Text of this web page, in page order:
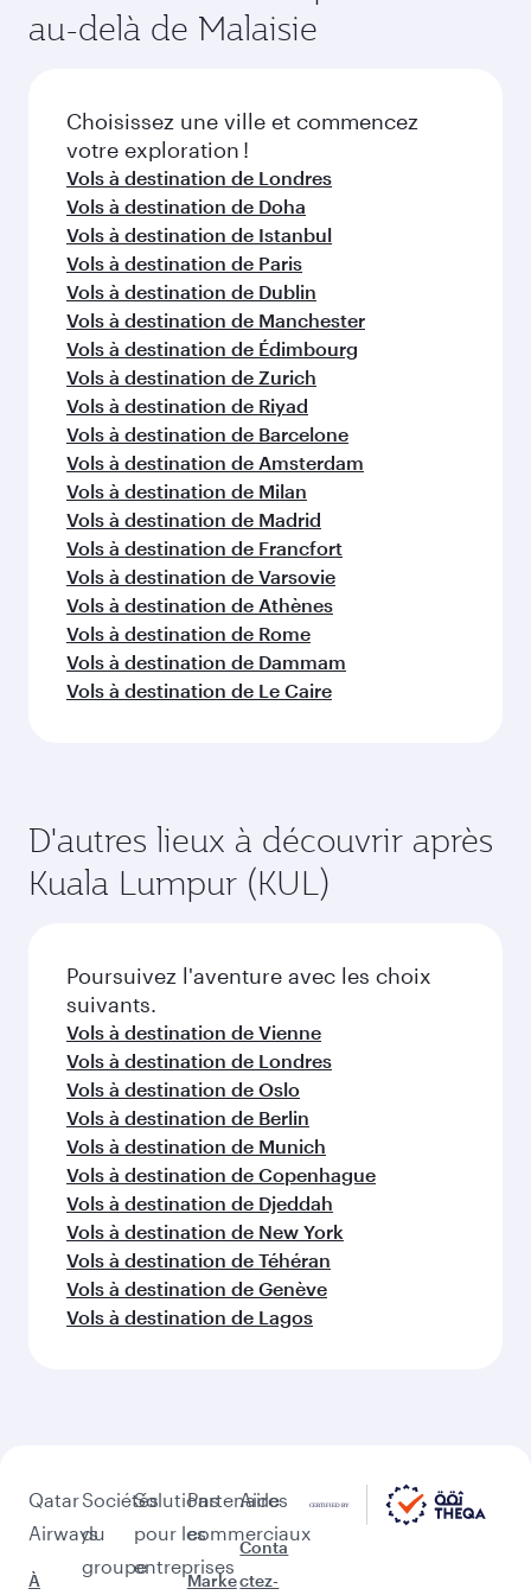
du vol au moment de la réservation.
l'itinéraire et de la disponibilité des classes de
voyage.
au-delà de Malaisie
Choisissez une ville et commencez
votre exploration !
Vols à destination de Londres
Vols à destination de Doha
Vols à destination de Istanbul
Vols à destination de Paris
Vols à destination de Dublin
Vols à destination de Manchester
Vols à destination de Édimbourg
Vols à destination de Zurich
Vols à destination de Riyad
Vols à destination de Barcelone
Vols à destination de Amsterdam
Vols à destination de Milan
Vols à destination de Madrid
Vols à destination de Francfort
Vols à destination de Varsovie
Vols à destination de Athènes
Vols à destination de Rome
Vols à destination de Dammam
Vols à destination de Le Caire
D'autres lieux à découvrir après
Kuala Lumpur (KUL)
Poursuivez l'aventure avec les choix
suivants.
Vols à destination de Vienne
Vols à destination de Londres
Vols à destination de Oslo
Vols à destination de Berlin
Vols à destination de Munich
Vols à destination de Copenhague
Vols à destination de Djeddah
Vols à destination de New York
Vols à destination de Téhéran
Vols à destination de Genève
Vols à destination de Lagos
Qatar
Airways
À
Sociétés
du
groupe
Solutions
pour les
entreprises
Partenaires
commerciaux
Marke
Aide
Conta
ctez-